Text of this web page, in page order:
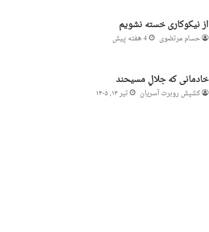
از نیکوکاری خسته نشویم
حسام مرتضوی 4 هفته پیش
خادمانی که جلالِ مسیحند
کشیش روبرت آسریان تیر ۱۴, ۱۴۰۵